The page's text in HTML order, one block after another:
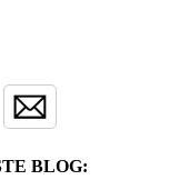
BLOG: